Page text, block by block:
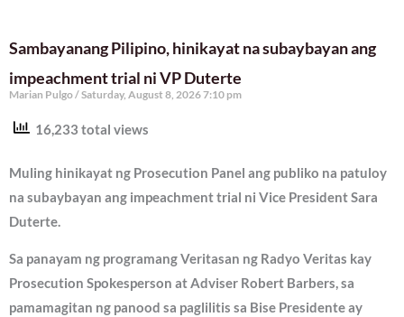
Sambayanang Pilipino, hinikayat na subaybayan ang
impeachment trial ni VP Duterte
Marian Pulgo Saturday, August 8, 2026 7:10 pm
16,233 total views
Muling hinikayat ng Prosecution Panel ang publiko na patuloy
na subaybayan ang impeachment trial ni Vice President Sara
Duterte.
Sa panayam ng programang Veritasan ng Radyo Veritas kay
Prosecution Spokesperson at Adviser Robert Barbers, sa
pamamagitan ng panood sa paglilitis sa Bise Presidente ay